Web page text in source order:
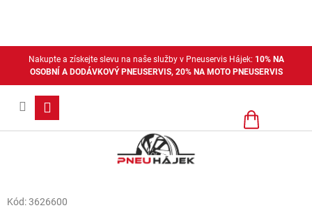
Nakupte a získejte slevu na naše služby v Pneuservis Hájek: 10% NA
OSOBNÍ A DODÁVKOVÝ PNEUSERVIS, 20% NA MOTO PNEUSERVIS
Nákupní
Kód:3626600